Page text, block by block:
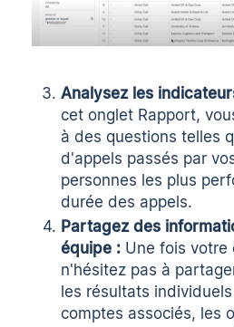
Analysez les
cet onglet Rapport,
à des questions telles
d'appels passés par
personnes les plus
durée des appels.
Partagez des
équipe : Une fois votre
n'hésitez pas à
les résultats
comptes associés, les